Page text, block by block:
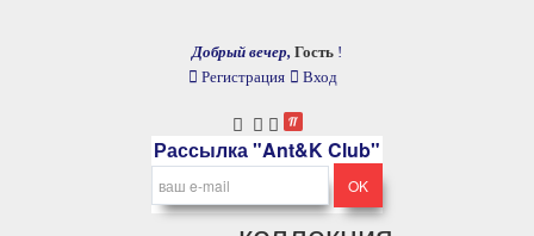
Добрый вечер, Гость !
Регистрация
Вход
Рассылка "Ant&K Club"